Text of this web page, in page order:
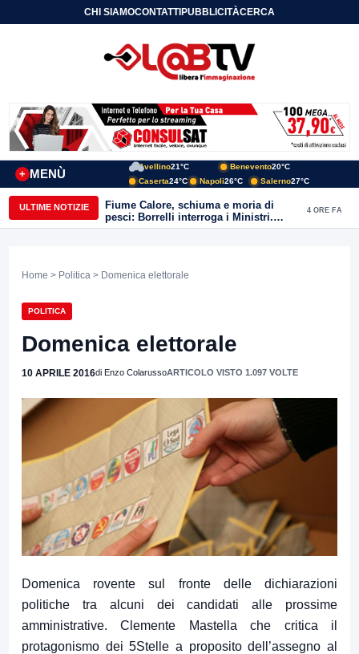
CHI SIAMOCONTATTIPUBBLICITÀCERCA
MENÙ
+
Avellino21°C Benevento20°C
Caserta24°C Napoli26°C Salerno27°C
ULTIME NOTIZIE
Fiume Calore, schiuma e moria di
pesci: Borrelli interroga i Ministri.
“Benevento paga l’assenza del
4 ORE FA
Home > Politica > Domenica elettorale
POLITICA
Domenica elettorale
10 APRILE 2016di Enzo ColarussoARTICOLO VISTO 1.097 VOLTE
Domenica rovente sul fronte delle dichiarazioni
politiche tra alcuni dei candidati alle prossime
amministrative. Clemente Mastella che critica il
protagonismo dei 5Stelle a proposito dell’assegno al